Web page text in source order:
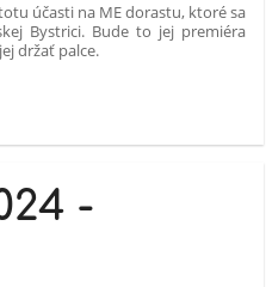
účasti na ME dorastu, ktoré sa
Bystrici. Bude to jej premiéra
držať palce.
-